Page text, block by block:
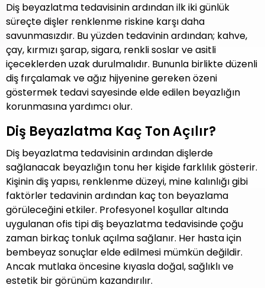
Diş beyazlatma tedavisinin ardından ilk iki günlük
süreçte dişler renklenme riskine karşı daha
savunmasızdır. Bu yüzden tedavinin ardından; kahve,
çay, kırmızı şarap, sigara, renkli soslar ve asitli
içeceklerden uzak durulmalıdır. Bununla birlikte düzenli
diş fırçalamak ve ağız hijyenine gereken özeni
göstermek tedavi sayesinde elde edilen beyazlığın
korunmasına yardımcı olur.
Diş Beyazlatma Kaç Ton Açılır?
Diş beyazlatma tedavisinin ardından dişlerde
sağlanacak beyazlığın tonu her kişide farklılık gösterir.
Kişinin diş yapısı, renklenme düzeyi, mine kalınlığı gibi
faktörler tedavinin ardından kaç ton beyazlama
görüleceğini etkiler. Profesyonel koşullar altında
uygulanan ofis tipi diş beyazlatma tedavisinde çoğu
zaman birkaç tonluk açılma sağlanır. Her hasta için
bembeyaz sonuçlar elde edilmesi mümkün değildir.
Ancak mutlaka öncesine kıyasla doğal, sağlıklı ve
estetik bir görünüm kazandırılır.